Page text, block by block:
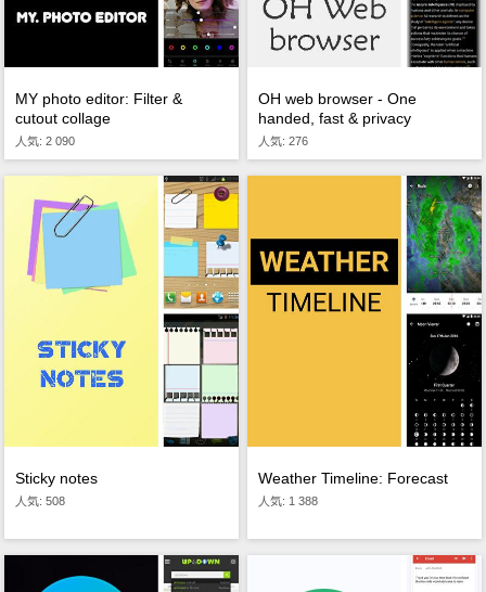
MY photo editor: Filter &
cutout collage
人気: 2 090
OH web browser - One
handed, fast & privacy
人気: 276
Sticky notes
人気: 508
Weather Timeline: Forecast
人気: 1 388